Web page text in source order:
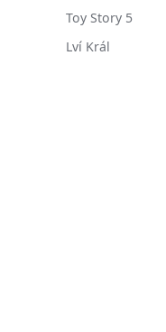
Toy Story 5
Lví Král